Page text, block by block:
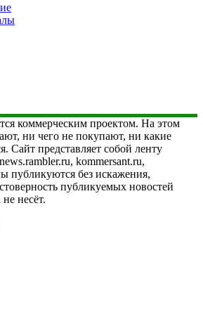
коммерческим проектом. На этом
ни чего не покупают, ни какие
Сайт представляет собой ленту
kommersant.ru,
публикуются без искажения,
публикуемых новостей
несёт.